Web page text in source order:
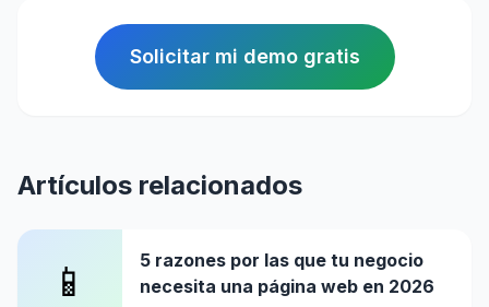
Solicitar mi demo gratis
Artículos relacionados
📱
5 razones por las que tu negocio
necesita una página web en 2026